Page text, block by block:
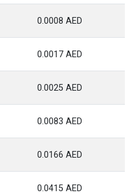
0.0008 AED
0.0017 AED
0.0025 AED
0.0083 AED
0.0166 AED
0.0415 AED